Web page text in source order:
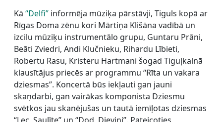
Kā “Delfi” informēja mūziķa pārstāvji, Tiguls kopā ar
Rīgas Doma zēnu kori Mārtiņa Klišāna vadībā un
izcilu mūziķu instrumentālo grupu, Guntaru Prāni,
Beāti Zviedri, Andi Klučnieku, Rihardu Lībieti,
Robertu Rasu, Kristeru Hartmani šogad Tiguļkalnā
klausītājus priecēs ar programmu “Rīta un vakara
dziesmas”. Koncertā būs iekļauti gan jauni
skaņdarbi, gan vairākas komponista Dziesmu
svētkos jau skanējušas un tautā iemīļotas dziesmas